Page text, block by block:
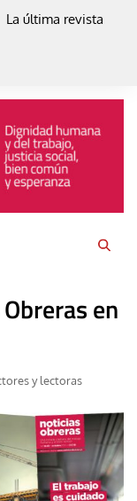
La última revista
en
y lectoras